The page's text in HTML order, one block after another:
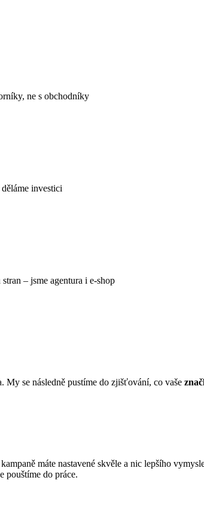
ne s obchodníky
investici
– jsme agentura i e-shop
My se následně pustíme do zjišťování, co vaše
máte nastavené skvěle a nic lepšího
pouštíme do práce.